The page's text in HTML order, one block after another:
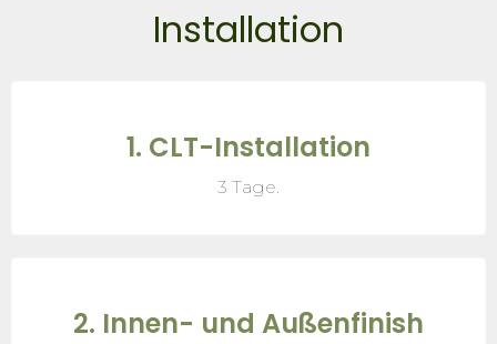
Installation
1. CLT-Installation
3 Tage.
2. Innen- und Außenfinish